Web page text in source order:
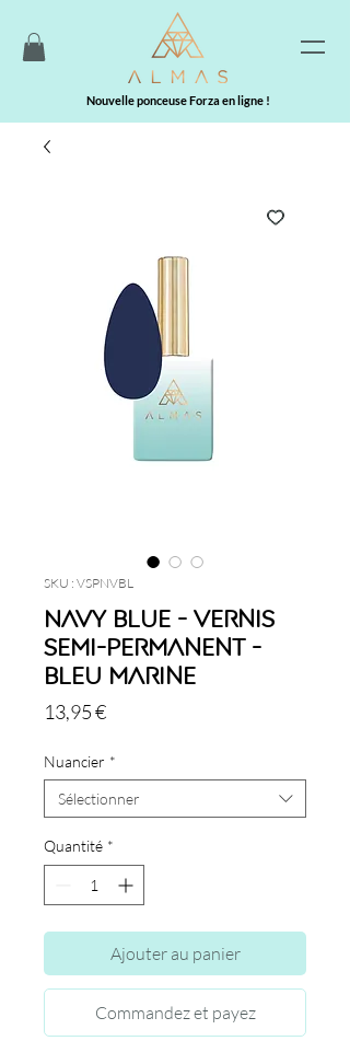
Nouvelle ponceuse Forza en ligne !
SKU : VSPNVBL
Navy Blue - Vernis
semi-permanent -
Bleu Marine
13,95 €Prix
Nuancier *
Sélectionner
Quantité *
Ajouter au panier
Commandez et payez